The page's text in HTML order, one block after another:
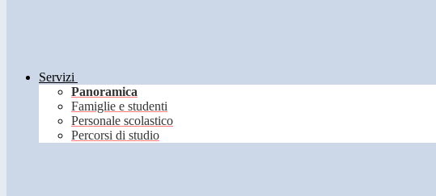
Servizi
Panoramica
Famiglie e studenti
Personale scolastico
Percorsi di studio